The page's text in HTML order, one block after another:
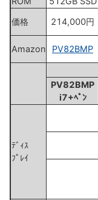
価格
214,000円
Amazon PV82BMP
PV82BMP
i7+ﾍﾟﾝ
ﾃﾞｨｽ
ﾌﾟﾚｲ